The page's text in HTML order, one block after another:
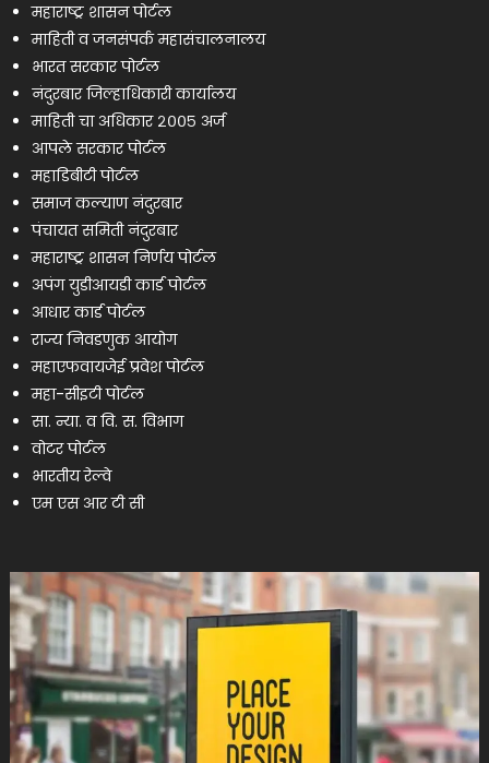
महाराष्ट्र शासन पोर्टल
माहिती व जनसंपर्क महासंचालनालय
भारत सरकार पोर्टल
नंदुरबार जिल्हाधिकारी कार्यालय
माहिती चा अधिकार २००५ अर्ज
आपले सरकार पोर्टल
महाडिबीटी पोर्टल
समाज कल्याण नंदुरबार
पंचायत समिती नंदुरबार
महाराष्ट्र शासन निर्णय पोर्टल
अपंग युडीआयडी कार्ड पोर्टल
आधार कार्ड पोर्टल
राज्य निवडणुक आयोग
महाएफवायजेई प्रवेश पोर्टल
महा-सीइटी पोर्टल
सा. न्या. व वि. स. विभाग
वोटर पोर्टल
भारतीय रेल्वे
एम एस आर टी सी